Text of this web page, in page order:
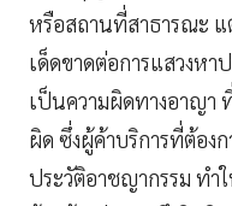
หรือสถานที่สาธารณะ แ
เด็ดขาดต่อการแสวงห
เป็นความผิดทางอาญา
ผิด ซึ่งผู้ค้าบริการที่ต้อง
ประวัติอาชญากรรม ทำ